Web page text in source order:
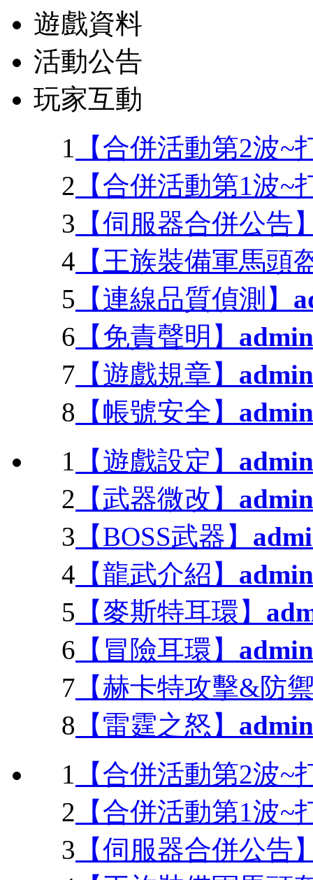
遊戲資料
活動公告
玩家互動
1 【合併活動第2波~
2 【合併活動第1波~
3 【伺服器合併公告
4 【王族裝備軍馬頭
5 【連線品質偵測】
6 【免責聲明】 admin
7 【遊戲規章】 admin
8 【帳號安全】 admin
1 【遊戲設定】 admin
2 【武器微改】 admin
3 【BOSS武器】
4 【龍武介紹】 admin
5 【麥斯特耳環】
6 【冒險耳環】 admin
7 【赫卡特攻擊&防
8 【雷霆之怒】 admin
1 【合併活動第2波~
2 【合併活動第1波~
3 【伺服器合併公告